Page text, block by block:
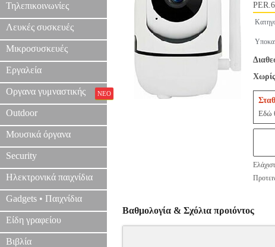
Τηλεπικοινωνίες
Λευκές συσκευές
Μικροσυσκευές
Εργαλεία
Οργανα γυμναστικής ΝΕΟ
Outdoor
Μουσικά όργανα
Security
Ηλεκτρονικά παιχνίδια
Gadgets • Παιχνίδια
Είδη γραφείου
Βιβλία
Εδώ
Βαθμολογία & Σχόλια προιόντος